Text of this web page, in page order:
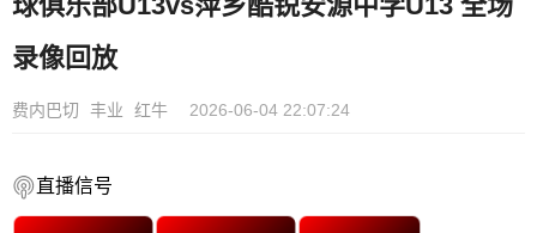
录像回放
费内巴切 丰业 红牛 2026-06-04 22:07:24
直播信号